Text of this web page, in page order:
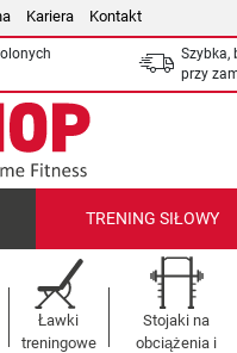
Kariera Kontakt
Szybka,
przy
TRENING SIŁOWY
Ławki
treningowe
Stojaki na
obciążenia i